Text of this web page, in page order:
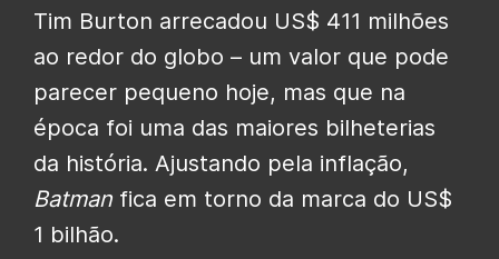
Tim Burton arrecadou US$ 411 milhões
ao redor do globo – um valor que pode
parecer pequeno hoje, mas que na
época foi uma das maiores bilheterias
da história. Ajustando pela inflação,
Batman fica em torno da marca do US$
1 bilhão.